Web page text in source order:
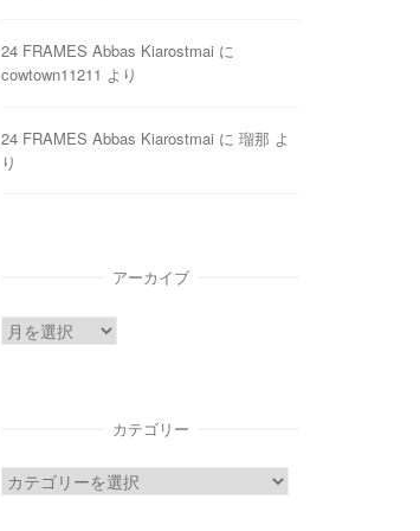
24 FRAMES Abbas Kiarostmai に
cowtown11211 より
24 FRAMES Abbas Kiarostmai に 瑠那 よ
り
アーカイブ
ア
カテゴリー
カ